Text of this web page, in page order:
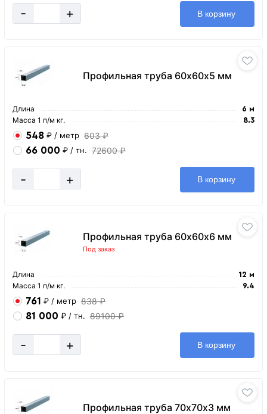
- + В корзину
Профильная труба 60х60х5 мм
Длина 6 м
Масса 1 п/м кг. 8.3
548 ₽ / метр 603 ₽
66 000 ₽ / тн. 72600 ₽
- + В корзину
Профильная труба 60х60х6 мм
Под заказ
Длина 12 м
Масса 1 п/м кг. 9.4
761 ₽ / метр 838 ₽
81 000 ₽ / тн. 89100 ₽
- + В корзину
Профильная труба 70х70х3 мм